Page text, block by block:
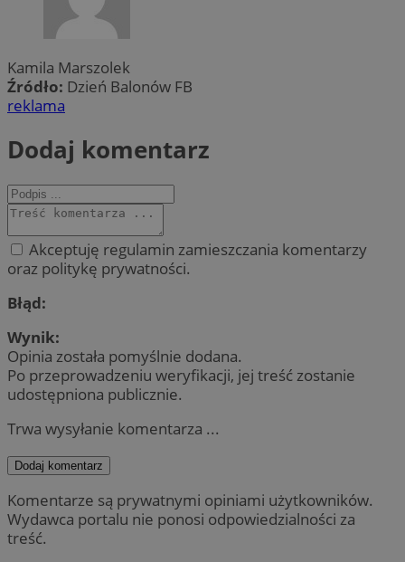
Kamila Marszolek
Źródło: Dzień Balonów FB
reklama
Dodaj komentarz
Akceptuję regulamin zamieszczania komentarzy
oraz politykę prywatności.
Błąd:
Wynik:
Opinia została pomyślnie dodana.
Po przeprowadzeniu weryfikacji, jej treść zostanie
udostępniona publicznie.
Trwa wysyłanie komentarza ...
Dodaj komentarz
Komentarze są prywatnymi opiniami użytkowników.
Wydawca portalu nie ponosi odpowiedzialności za
treść.